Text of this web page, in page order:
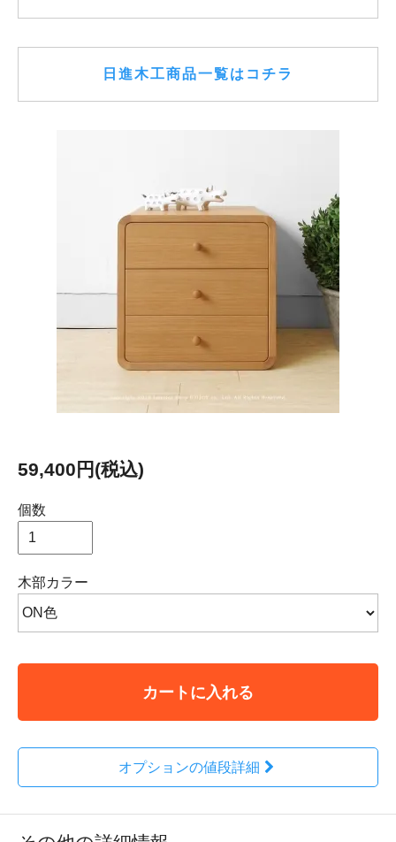
日進木工商品一覧はコチラ
59,400円(税込)
個数
木部カラー
カートに入れる
オプションの値段詳細